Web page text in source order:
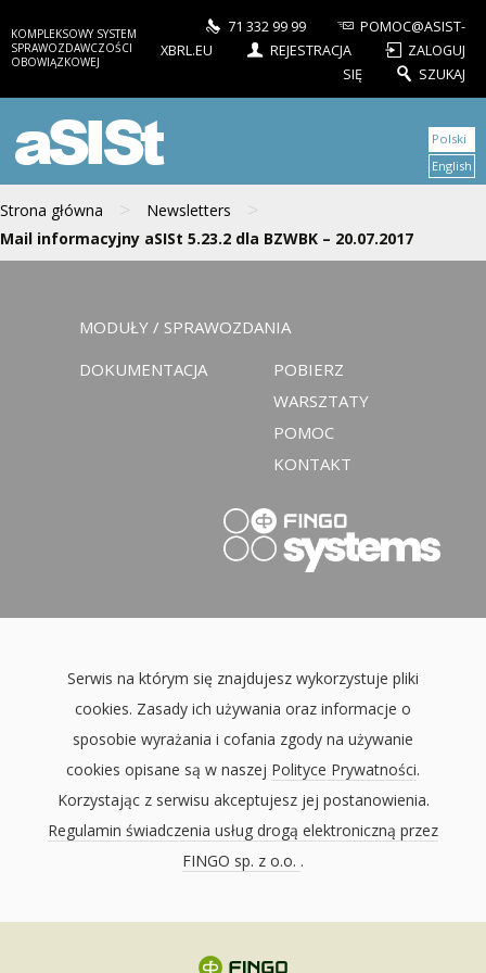
KOMPLEKSOWY SYSTEM
SPRAWOZDAWCZOŚCI
OBOWIĄZKOWEJ
71 332 99 99
POMOC@ASIST-
XBRL.EU
REJESTRACJA
ZALOGUJ
SIĘ
SZUKAJ
aSISt
Strona główna > Newsletters >
Mail informacyjny aSISt 5.23.2 dla BZWBK – 20.07.2017
Polski
English
MODUŁY / SPRAWOZDANIA
DOKUMENTACJA
POBIERZ
WARSZTATY
POMOC
KONTAKT
Serwis na którym się znajdujesz wykorzystuje pliki
cookies. Zasady ich używania oraz informacje o
sposobie wyrażania i cofania zgody na używanie
cookies opisane są w naszej Polityce Prywatności.
Korzystając z serwisu akceptujesz jej postanowienia.
Regulamin świadczenia usług drogą elektroniczną przez
FINGO sp. z o.o. .